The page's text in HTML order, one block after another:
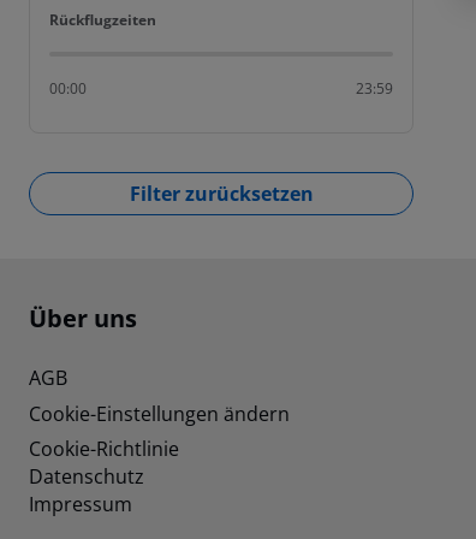
Rückflugzeiten
Rückflugzeiten
00:00 23:59
Filter zurücksetzen
Footer navigation
Über uns
AGB
Cookie-Einstellungen ändern
Cookie-Richtlinie
Datenschutz
Impressum